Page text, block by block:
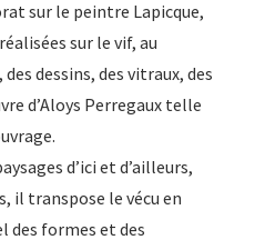
sur le peintre Lapicque,
sur le vif, au
dessins, des vitraux, des
d’Aloys Perregaux telle
d’ici et d’ailleurs,
il transpose le vécu en
formes et des